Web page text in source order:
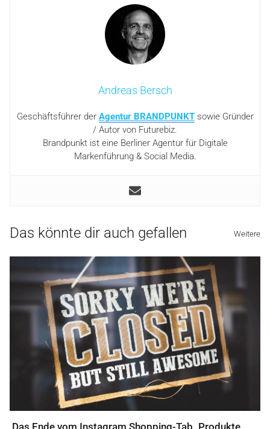
Andreas Bersch
Geschäftsführer der Agentur BRANDPUNKTsowie Gründer
/ Autor von Futurebiz.
Brandpunkt ist eine Berliner Agentur für Digitale
Markenführung & Social Media.
Das könnte dir auch gefallen Weitere